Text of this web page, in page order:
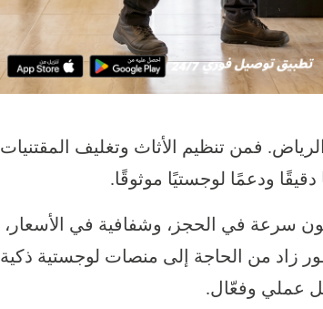
فمن تنظيم الأثاث وتغليف المقتنيات
ودعمًا لوجستيًا موثوقًا.
سرعة في الحجز، وشفافية في الأسعار،
زاد من الحاجة إلى منصات لوجستية ذكية
عملي وفعّال.